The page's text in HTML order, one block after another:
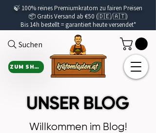
Suchen
🍃 100% reines Premiumkratom zu fairen Preisen
📦 Gratis Versand ab €50 (🇩🇪/🇦🇹)
Bis 14h bestellt = garantiertheute versendet*
ZUM SHOP
UNSER BLOG
UNSER BLOG
Willkommen im Blog!